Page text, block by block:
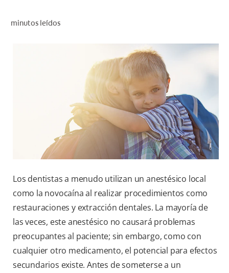
PROMOCIONES
PA (ES)
SUSCRÍBASE
minutos leídos
Los dentistas a menudo utilizan un anestésico local
como la novocaína al realizar procedimientos como
restauraciones y extracción dentales. La mayoría de
las veces, este anestésico no causará problemas
preocupantes al paciente; sin embargo, como con
cualquier otro medicamento, el potencial para efectos
secundarios existe. Antes de someterse a un